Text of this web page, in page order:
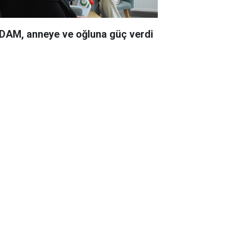
anneye ve oğluna güç verdi